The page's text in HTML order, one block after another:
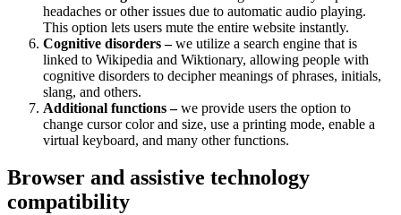
headaches or other issues due to automatic audio playing.
This option lets users mute the entire website instantly.
Cognitive disorders –we utilize a search engine that is
linked to Wikipedia and Wiktionary, allowing people with
cognitive disorders to decipher meanings of phrases, initials,
slang, and others.
Additional functions –we provide users the option to
change cursor color and size, use a printing mode, enable a
virtual keyboard, and many other functions.
Browser and assistive technology
compatibility